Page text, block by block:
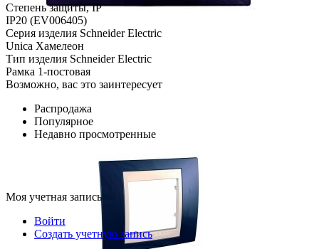
Степень защиты, IP
IP20 (EV006405)
Серия изделия Schneider Electric
Unica Хамелеон
Тип изделия Schneider Electric
Рамка 1-постовая
Возможно, вас это заинтересует
Распродажа
Популярное
Недавно просмотренные
Моя учетная запись
Войти
Создать учетную запись